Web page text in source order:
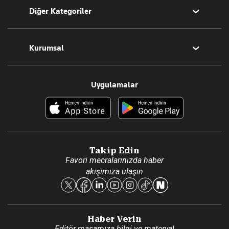
Tüm Yazarlar
Diğer Kategoriler
Magazin
Teknoloji
Resmî Ilanlar
Foto Haber
Kurumsal
Hakkımızda
Künye
Reklam Ver
Uygulamalar
Takip Edin
Favori mecralarınızda haber
akışımıza ulaşın
Haber Verin